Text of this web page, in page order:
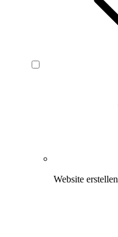
Website erstellen